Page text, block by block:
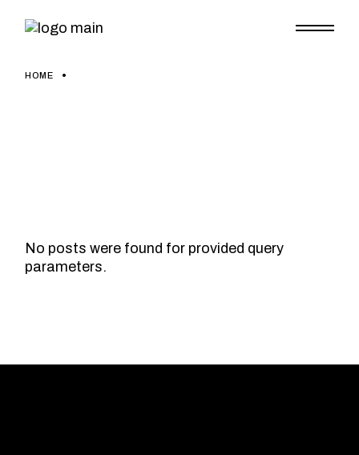
HOME
No posts were found for provided query
parameters.